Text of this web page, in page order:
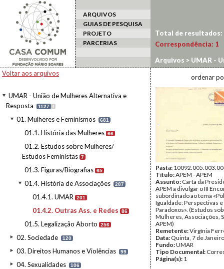
ARQUIVOS
GUIAS DE PESQUISA
PROJETO
PARCERIAS
Voltar aos arquivos
UMAR - União de Mulheres Alternativa e
Resposta
1127 I
01. Mulheres e Feminismos 681
01.1. História das Mulheres 66
01.2. Estudos sobre Mulheres/
Estudos Feministas 7
01.3. Figuras/Biografias 65
01.4. História de Associações 287
01.4.1. UMAR 201
01.4.2. Outras Ass. e Redes 86
01.5. Legalização Aborto 256
02. Sociedade 120
03. Direitos Humanos e Violências 99
04. Sexualidades 106
Total de resultados:
Correspondência: 1
Arquivos > UMAR -
História de
ordenar
Pasta:
Título:APEM - APEM
Assunto: Carta da
APEM a divulgar o III
subordinado ao tema
Igualdade: Perspectivas e
Paradoxos». (Estudos
Mulheres, Associações,
APEM)
Remetente:Virgínia
Data: Quinta, 7 de
Fundo:UMAR
Tipo Documental:
Página(s): 1